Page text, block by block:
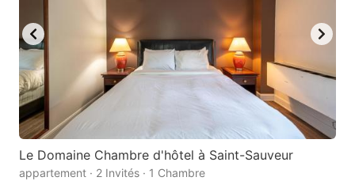
Le Domaine Chambre d'hôtel à Saint-Sauveur
appartement · 2 Invités · 1 Chambre